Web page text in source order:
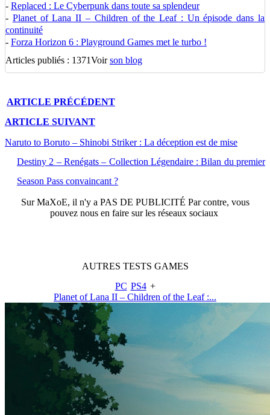
- Replaced : Le Cyberpunk dans toute sa splendeur
- Planet of Lana II – Children of the Leaf : Un épisode dans la
continuité
- Forza Horizon 6 : Playground Games met le turbo !
Articles publiés : 1371Voirson blog
ARTICLE PRÉCÉDENT
ARTICLE SUIVANT
Naruto to Boruto – Shinobi Striker : La déception est de mise
Destiny 2 – Renégats – Collection Légendaire : Bilan du premier
Season Pass convaincant ?
SurMaXoE, il n'y a PAS DE PUBLICITÉ Par contre, vous
pouvez nous en faire sur les réseaux sociaux
AUTRES TESTS GAMES
PC PS4 +
Planet of Lana II – Children of the Leaf :...